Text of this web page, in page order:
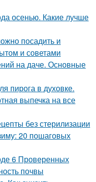
осенью. Какие лучше
посадить и
и советами
на даче. Основные
пирога в духовке.
выпечка на все
без стерилизации
20 пошаговых
6 Проверенных
почвы